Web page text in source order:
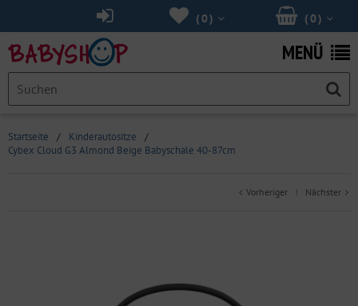
(0 )
(0 )
MENÜ
Startseite / Kinderautositze
/
Cybex Cloud G3 Almond Beige Babyschale 40-87cm
Vorheriger | Nächster